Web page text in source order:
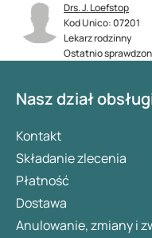
Drs. J. Loefstop
Kod Unico: 07201
Lekarz rodzinny
Ostatnio
Nasz dział
Kontakt
Składanie zlecenia
Płatność
Dostawa
Anulowanie, zmiany i